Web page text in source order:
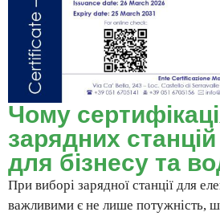
Чому
зарядних
для бізнесу та
При виборі зарядної станції для
важливими є не лише потужність,